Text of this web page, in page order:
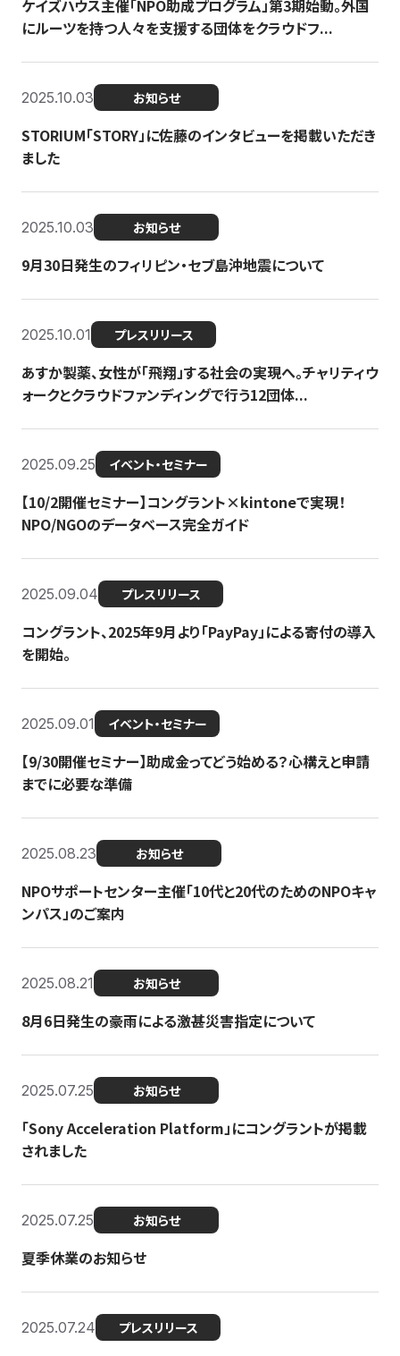
ケイズハウス主催「NPO助成プログラム」第3期始動。外国
にルーツを持つ人々を支援する団体をクラウドフ...
2025.10.03 お知らせ
STORIUM「STORY」に佐藤のインタビューを掲載いただき
ました
2025.10.03 お知らせ
9月30日発生のフィリピン・セブ島沖地震について
2025.10.01 プレスリリース
あすか製薬、女性が「飛翔」する社会の実現へ。チャリティウ
ォークとクラウドファンディングで行う12団体...
2025.09.25 イベント・セミナー
【10/2開催セミナー】コングラント×kintoneで実現！
NPO/NGOのデータベース完全ガイド
2025.09.04 プレスリリース
コングラント、2025年9月より「PayPay」による寄付の導入
を開始。
2025.09.01 イベント・セミナー
【9/30開催セミナー】助成金ってどう始める？心構えと申請
までに必要な準備
2025.08.23 お知らせ
NPOサポートセンター主催「10代と20代のためのNPOキャ
ンパス」のご案内
2025.08.21 お知らせ
8月6日発生の豪雨による激甚災害指定について
2025.07.25 お知らせ
「Sony Acceleration Platform」にコングラントが掲載
されました
2025.07.25 お知らせ
夏季休業のお知らせ
2025.07.24 プレスリリース